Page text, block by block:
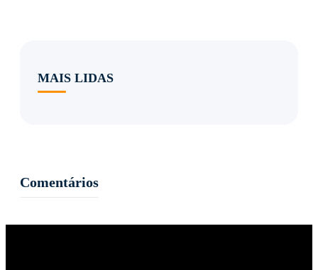
MAIS LIDAS
Comentários